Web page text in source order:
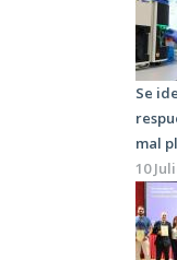
Se
mal
10